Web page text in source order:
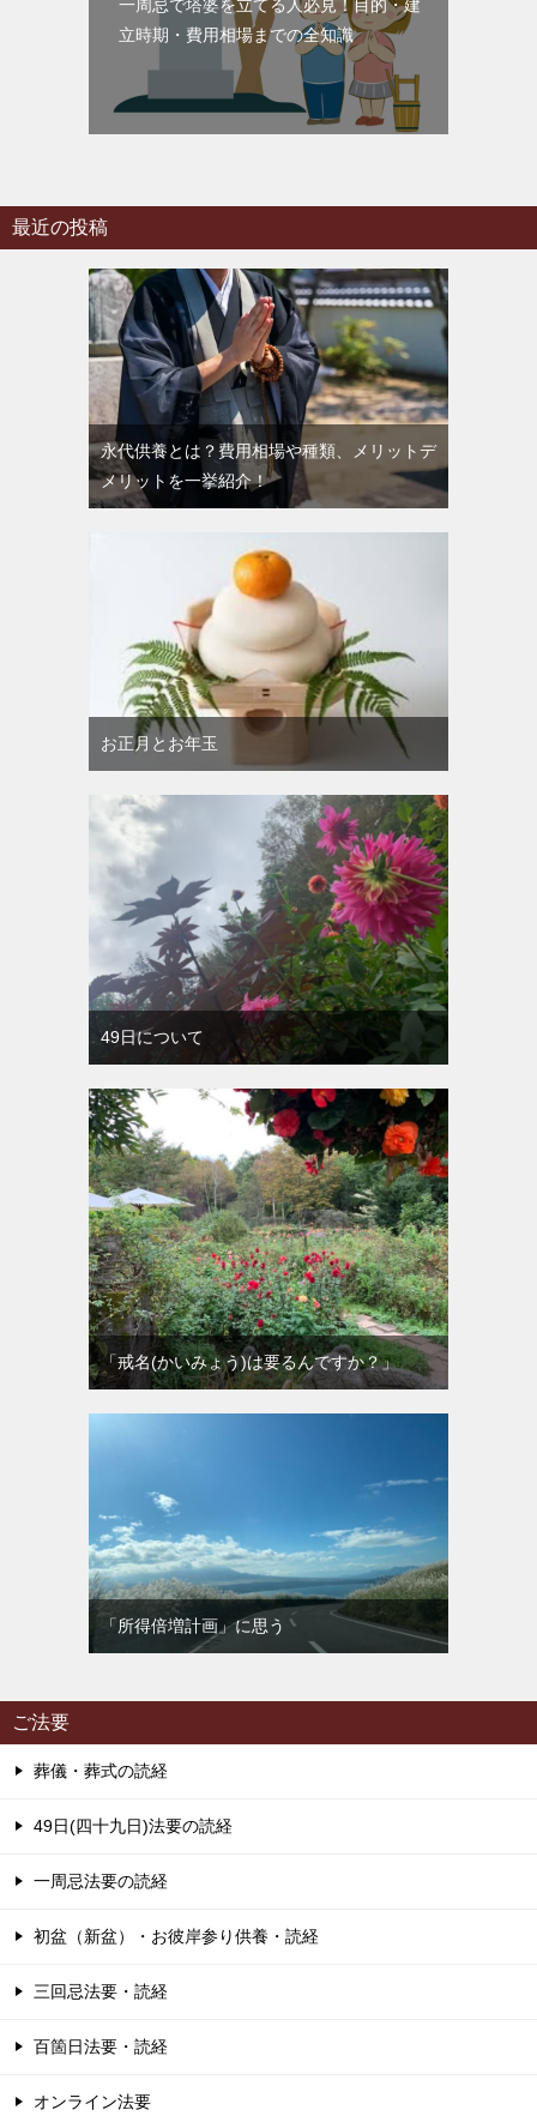
一周忌で塔婆を立てる人必見！目的・建
立時期・費用相場までの全知識
最近の投稿
永代供養とは？費用相場や種類、メリットデ
メリットを一挙紹介！
お正月とお年玉
49日について
「戒名(かいみょう)は要るんですか？」
「所得倍増計画」に思う
ご法要
葬儀・葬式の読経
49日(四十九日)法要の読経
一周忌法要の読経
初盆（新盆）・お彼岸参り供養・読経
三回忌法要・読経
百箇日法要・読経
オンライン法要